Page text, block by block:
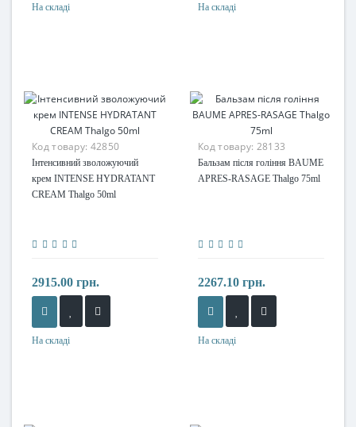
На складі На складі
Код товару: 42850
Інтенсивний зволожуючий
крем INTENSE HYDRATANT
CREAM Thalgo 50ml
2915.00 грн.
На складі
Код товару: 28133
Бальзам після гоління BAUME
APRES-RASAGE Thalgo 75ml
2267.10 грн.
На складі